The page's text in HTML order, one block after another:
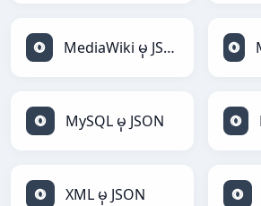
MediaWiki မှ JSON
MySQL မှ JSON
XML မှ JSON